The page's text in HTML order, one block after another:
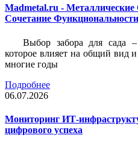
Madmetal.ru -
Сочетание
Выбор забора для сада –
которое влияет на общий вид
многие годы
Подробнее
06.07.2026
Мониторинг ИТ-
цифрового успеха